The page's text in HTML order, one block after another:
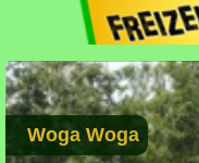
Woga Woga